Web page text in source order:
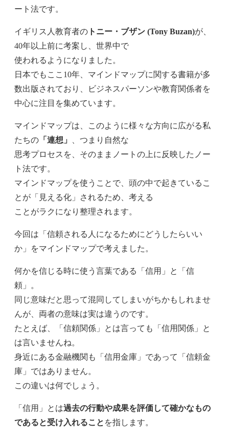
ート法です。
イギリス人教育者の トニー・ブザン (Tony Buzan)が、
40年以上前に考案し、世界中で
使われるようになりました。
日本でもここ10年、マインドマップに関する書籍が多
数出版されており、ビジネスパーソンや教育関係者を
中心に注目を集めています。
マインドマップは、このように様々な方向に広がる私
たちの 「連想」
、つまり自然な
思考プロセスを、そのままノートの上に反映したノー
ト法です。
マインドマップを使うことで、頭の中で起きているこ
とが「見える化」されるため、考える
ことがラクになり整理されます。
今回は「信頼される人になるためにどうしたらいい
か」をマインドマップで考えました。
何かを信じる時に使う言葉である「信用」と「信
頼」。
同じ意味だと思って混同してしまいがちかもしれませ
んが、両者の意味は実は違うのです。
たとえば、「信頼関係」とは言っても「信用関係」と
は言いませんね。
身近にある金融機関も「信用金庫」であって「信頼金
庫」ではありません。
この違いは何でしょう。
「信用」とは過去の行動や成果を評価して確かなもの
であると受け入れること を指します。